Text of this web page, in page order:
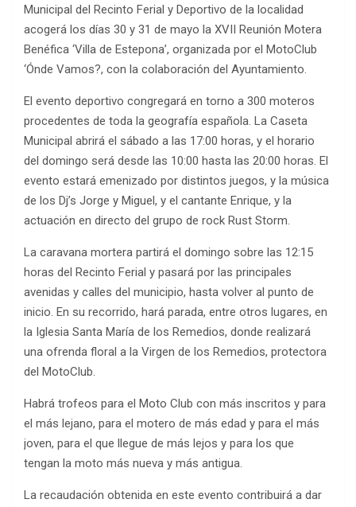
Municipal del Recinto Ferial y Deportivo de la localidad
acogerá los días 30 y 31 de mayo la XVII Reunión Motera
Benéfica ‘Villa de Estepona’, organizada por el MotoClub
‘Ónde Vamos?, con la colaboración del Ayuntamiento.
El evento deportivo congregará en torno a 300 moteros
procedentes de toda la geografía española. La Caseta
Municipal abrirá el sábado a las 17:00 horas, y el horario
del domingo será desde las 10:00 hasta las 20:00 horas. El
evento estará emenizado por distintos juegos, y la música
de los Dj’s Jorge y Miguel, y el cantante Enrique, y la
actuación en directo del grupo de rock Rust Storm.
La caravana mortera partirá el domingo sobre las 12:15
horas del Recinto Ferial y pasará por las principales
avenidas y calles del municipio, hasta volver al punto de
inicio. En su recorrido, hará parada, entre otros lugares, en
la Iglesia Santa María de los Remedios, donde realizará
una ofrenda floral a la Virgen de los Remedios, protectora
del MotoClub.
Habrá trofeos para el Moto Club con más inscritos y para
el más lejano, para el motero de más edad y para el más
joven, para el que llegue de más lejos y para los que
tengan la moto más nueva y más antigua.
La recaudación obtenida en este evento contribuirá a dar